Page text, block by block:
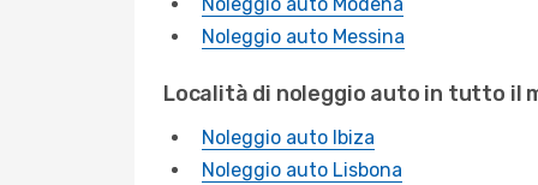
Noleggio auto Messina
Località di noleggio auto in tutto il
Noleggio auto Ibiza
Noleggio auto Lisbona